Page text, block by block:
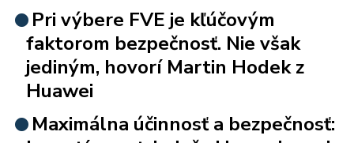
Pri výbere FVE je kľúčovým
faktorom bezpečnosť. Nie však
jediným, hovorí Martin Hodek z
Huawei
Maximálna účinnosť a bezpečnosť: